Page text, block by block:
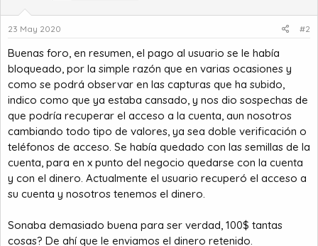
23 May 2020 #2
Buenas foro, en resumen, el pago al usuario se le había
bloqueado, por la simple razón que en varias ocasiones y
como se podrá observar en las capturas que ha subido,
indico como que ya estaba cansado, y nos dio sospechas de
que podría recuperar el acceso a la cuenta, aun nosotros
cambiando todo tipo de valores, ya sea doble verificación o
teléfonos de acceso. Se había quedado con las semillas de la
cuenta, para en x punto del negocio quedarse con la cuenta
y con el dinero. Actualmente el usuario recuperó el acceso a
su cuenta y nosotros tenemos el dinero.
Sonaba demasiado buena para ser verdad, 100$ tantas
cosas? De ahí que le enviamos el dinero retenido.